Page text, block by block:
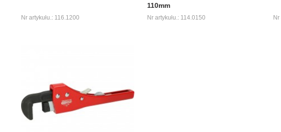
Nr artykułu.: 116.1200
110mm
Nr artykułu.: 114.0150